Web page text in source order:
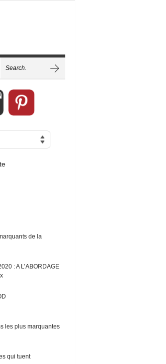
de la
: A L’ABORDAGE
les plus marquantes
qui tuent